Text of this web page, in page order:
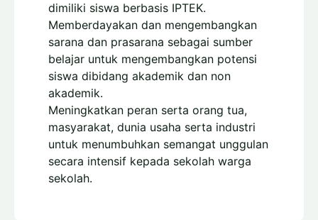
dimiliki siswa berbasis IPTEK.
Memberdayakan dan mengembangkan
sarana dan prasarana sebagai sumber
belajar untuk mengembangkan potensi
siswa dibidang akademik dan non
akademik.
Meningkatkan peran serta orang tua,
masyarakat, dunia usaha serta industri
untuk menumbuhkan semangat unggulan
secara intensif kepada sekolah warga
sekolah.